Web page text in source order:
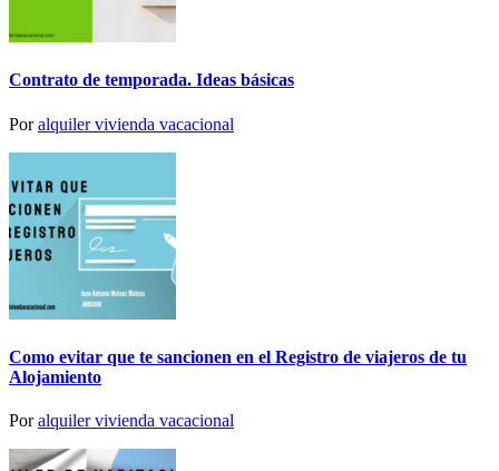
Contrato de temporada. Ideas básicas
Poralquiler vivienda vacacional
Como evitar que te sancionen en el Registro de viajeros de tu
Alojamiento
Poralquiler vivienda vacacional